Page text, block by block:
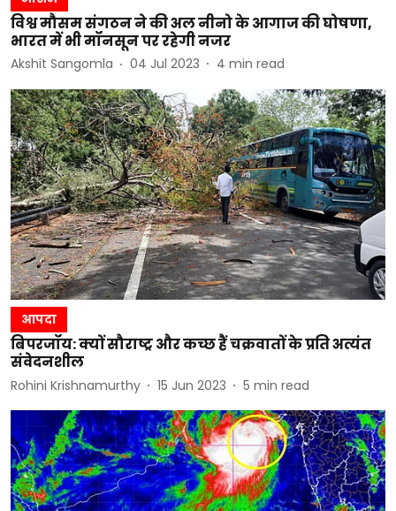
विश्व मौसम संगठन ने की अल नीनो के आगाज की घोषणा,
भारत में भी मॉनसून पर रहेगी नजर
Akshit Sangomla 04 Jul 2023 4 min read
आपदा
बिपरजॉय: क्यों सौराष्ट्र और कच्छ हैं चक्रवातों के प्रति अत्यंत
संवेदनशील
Rohini Krishnamurthy 15 Jun 2023 5 min read